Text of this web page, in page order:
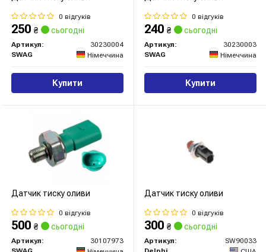
0 відгуків
250 ₴ сьогодні
Артикул:
30230004
SWAG
Німеччина
Купити
0 відгуків
240 ₴ сьогодні
Артикул:
30230003
SWAG
Німеччина
Купити
Датчик тиску оливи
0 відгуків
500 ₴ сьогодні
Артикул:
30107973
Датчик тиску оливи
0 відгуків
300 ₴ сьогодні
Артикул:
SW90033